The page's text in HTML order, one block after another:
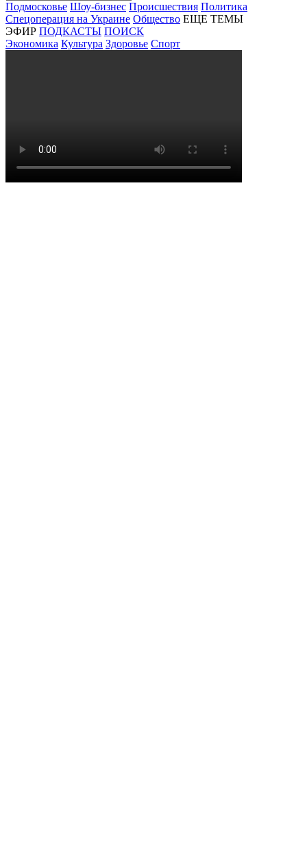
Подмосковье Шоу-бизнес Происшествия Политика
Спецоперация на Украине Общество ЕЩЕ ТЕМЫ
ЭФИР ПОДКАСТЫ ПОИСК
Экономика Культура Здоровье Спорт